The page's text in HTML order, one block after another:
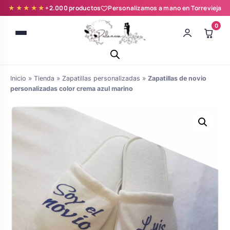
★★★★★+2.000 productos Personalizamos a mano en Torrevieja
0
novia y zapatillas
personalizadas
de boda
Árboles de Huellas para Primera
Comunión
Batas de comunión personalizadas
para niña
Inicio » Tienda » Zapatillas personalizadas » Zapatillas de novio
personalizadas color crema azul marino